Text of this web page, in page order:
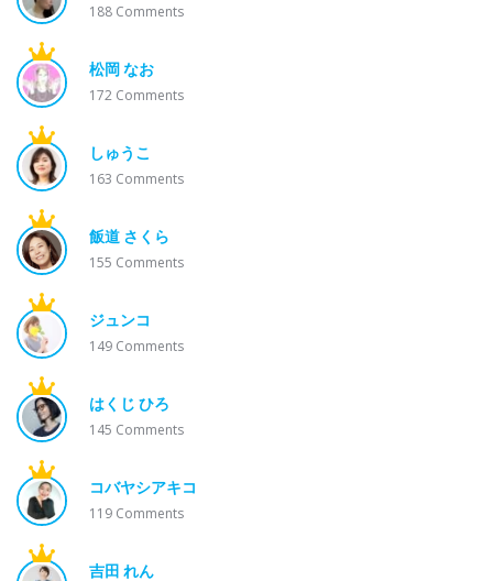
188 Comments
松岡 なお
172 Comments
しゅうこ
163 Comments
飯道 さくら
155 Comments
ジュンコ
149 Comments
はくじ ひろ
145 Comments
コバヤシアキコ
119 Comments
吉田 れん